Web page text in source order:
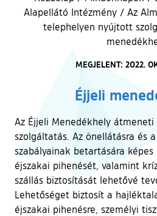
Alapellátó Intézmény / Az
telephelyen nyújtott
MEGJELENT: 2022.
Éjjeli
Az Éjjeli Menedékhely
szolgáltatás. Az önellátásra és
szabályainak betartására
éjszakai pihenését, valamint
szállás biztosítását lehetővé
Lehetőséget biztosít a
éjszakai pihenésre, személyi